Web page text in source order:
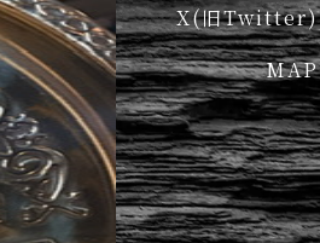
X(旧Twitter)
MAP